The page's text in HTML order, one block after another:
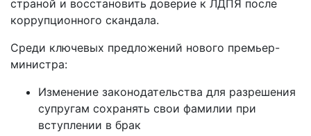
страной и восстановить доверие к ЛДПЯ после
коррупционного скандала.
Среди ключевых предложений нового премьер-
министра:
Изменение законодательства для разрешения
супругам сохранять свои фамилии при
вступлении в брак